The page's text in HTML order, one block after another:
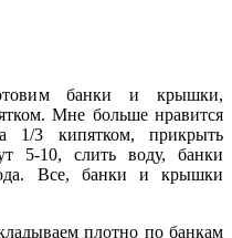
банки и крышки,
Мне больше нравится
1/3 кипятком, прикрыть
5-10, слить воду, банки
Все, банки и крышки
плотно по банкам